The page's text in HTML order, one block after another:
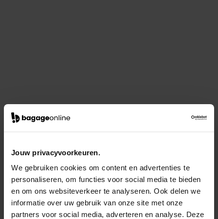
Jouw privacyvoorkeuren.
We gebruiken cookies om content en advertenties te
personaliseren, om functies voor social media te bieden
en om ons websiteverkeer te analyseren. Ook delen we
informatie over uw gebruik van onze site met onze
partners voor social media, adverteren en analyse. Deze